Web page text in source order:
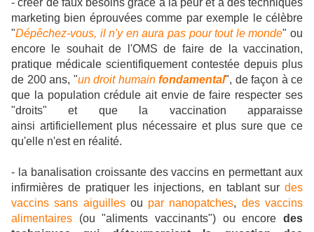
- créer de faux besoins grâce à la peur et à des techniques
marketing bien éprouvées comme par exemple le célèbre
"Dépêchez-vous, il n'y en aura pas pour tout le monde" ou
encore le souhait de l'OMS de faire de la vaccination,
pratique médicale scientifiquement contestée depuis plus
de 200 ans, "un droit humain fondamental", de façon à ce
que la population crédule ait envie de faire respecter ses
"droits" et que la vaccination apparaisse
ainsi artificiellement plus nécessaire et plus sure que ce
qu'elle n'est en réalité.
- la banalisation croissante des vaccins en permettant aux
infirmières de pratiquer les injections, en tablant sur des
vaccins sans aiguillesou par nanopatches, des vaccins
alimentaires (ou "aliments vaccinants") ou encore des